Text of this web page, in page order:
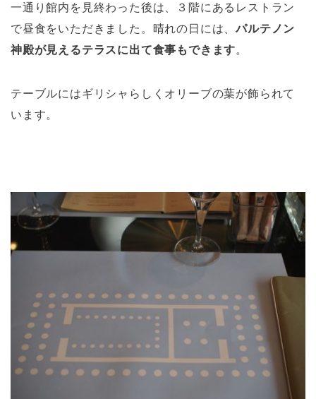
一通り館内を見終わった後は、３階にあるレストラン
で昼食をいただきました。晴れの日には、パルテノン
神殿が見えるテラスに出て食事もできます。
テーブルにはギリシャらしくオリーブの葉が飾られて
います。